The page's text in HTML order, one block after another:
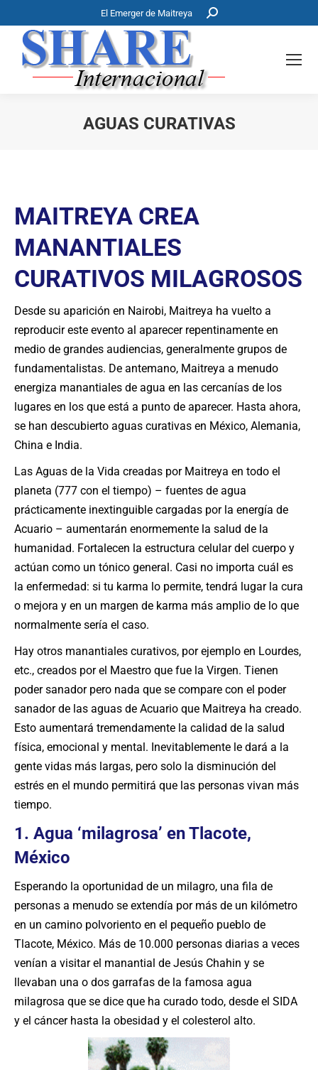
El Emerger de Maitreya Buscar:
AGUAS CURATIVAS
MAITREYA CREA
MANANTIALES
CURATIVOS MILAGROSOS
Desde su aparición en Nairobi, Maitreya ha vuelto a
reproducir este evento al aparecer repentinamente en
medio de grandes audiencias, generalmente grupos de
fundamentalistas. De antemano, Maitreya a menudo
energiza manantiales de agua en las cercanías de los
lugares en los que está a punto de aparecer. Hasta ahora,
se han descubierto aguas curativas en México, Alemania,
China e India.
Las Aguas de la Vida creadas por Maitreya en todo el
planeta (777 con el tiempo) – fuentes de agua
prácticamente inextinguible cargadas por la energía de
Acuario – aumentarán enormemente la salud de la
humanidad. Fortalecen la estructura celular del cuerpo y
actúan como un tónico general. Casi no importa cuál es
la enfermedad: si tu karma lo permite, tendrá lugar la cura
o mejora y en un margen de karma más amplio de lo que
normalmente sería el caso.
Hay otros manantiales curativos, por ejemplo en Lourdes,
etc., creados por el Maestro que fue la Virgen. Tienen
poder sanador pero nada que se compare con el poder
sanador de las aguas de Acuario que Maitreya ha creado.
Esto aumentará tremendamente la calidad de la salud
física, emocional y mental. Inevitablemente le dará a la
gente vidas más largas, pero solo la disminución del
estrés en el mundo permitirá que las personas vivan más
tiempo.
1. Agua ‘milagrosa’ en Tlacote,
México
Esperando la oportunidad de un milagro, una fila de
personas a menudo se extendía por más de un kilómetro
en un camino polvoriento en el pequeño pueblo de
Tlacote, México. Más de 10.000 personas diarias a veces
venían a visitar el manantial de Jesús Chahin y se
llevaban una o dos garrafas de la famosa agua
milagrosa que se dice que ha curado todo, desde el SIDA
y el cáncer hasta la obesidad y el colesterol alto.